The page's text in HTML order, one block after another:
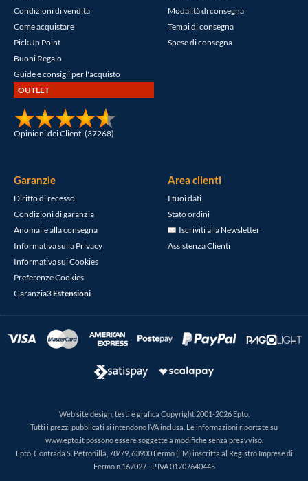
Condizioni di vendita
Come acquistare
PickUp Point
Buoni Regalo
Guide e consigli per l'acquisto
OUTLET
Opinioni dei Clienti (37268)
Modalità di consegna
Tempi di consegna
Spese di consegna
Garanzie
Diritto di recesso
Condizioni di garanzia
Anomalie alla consegna
Informativa sulla Privacy
Informativa sui Cookies
Preferenze Cookies
Garanzia3Estensioni
Area clienti
I tuoi dati
Stato ordini
Iscriviti alla Newsletter
Assistenza Clienti
Web site design, testi e grafica Copyright 2001-2026 Epto.
Tutti i prezzi pubblicati si intendono IVA inclusa. Le informazioni riportate su
www.epto.it possono essere soggette a modifiche senza preavviso.
Epto, Contrada S. Petronilla, 78/79, 63900 Fermo (FM) inscritta al Registro Imprese di
Fermo n.167027 - P.IVA 01707640445